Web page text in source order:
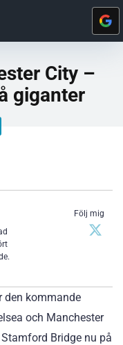
City –
giganter
Följ mig
den kommande
och Manchester
Bridge nu på